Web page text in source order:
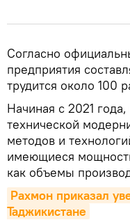
Согласно
предприятия
трудится около 100
Начиная с 2021
технической
методов и
имеющиеся
как объемы
Рахмон приказал
Таджикистане